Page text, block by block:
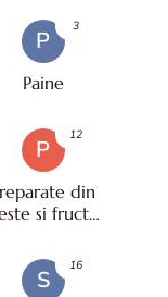
P
Paine
3
P
din
si fructe
12
S
16